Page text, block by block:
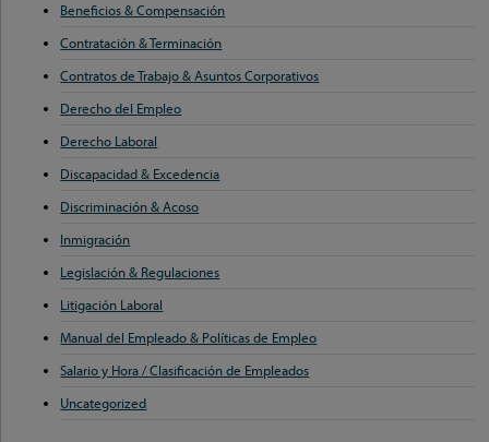
Beneficios & Compensación
Contratación & Terminación
Contratos de Trabajo & Asuntos Corporativos
Derecho del Empleo
Derecho Laboral
Discapacidad & Excedencia
Discriminación & Acoso
Inmigración
Legislación & Regulaciones
Litigación Laboral
Manual del Empleado & Políticas de Empleo
Salario y Hora / Clasificación de Empleados
Uncategorized